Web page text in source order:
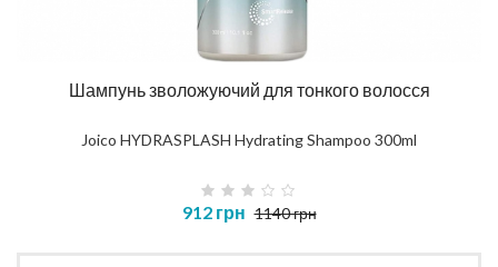
Шампунь зволожуючий для тонкого волосся
Joico HYDRASPLASH Hydrating Shampoo 300ml
912 грн 1140 грн